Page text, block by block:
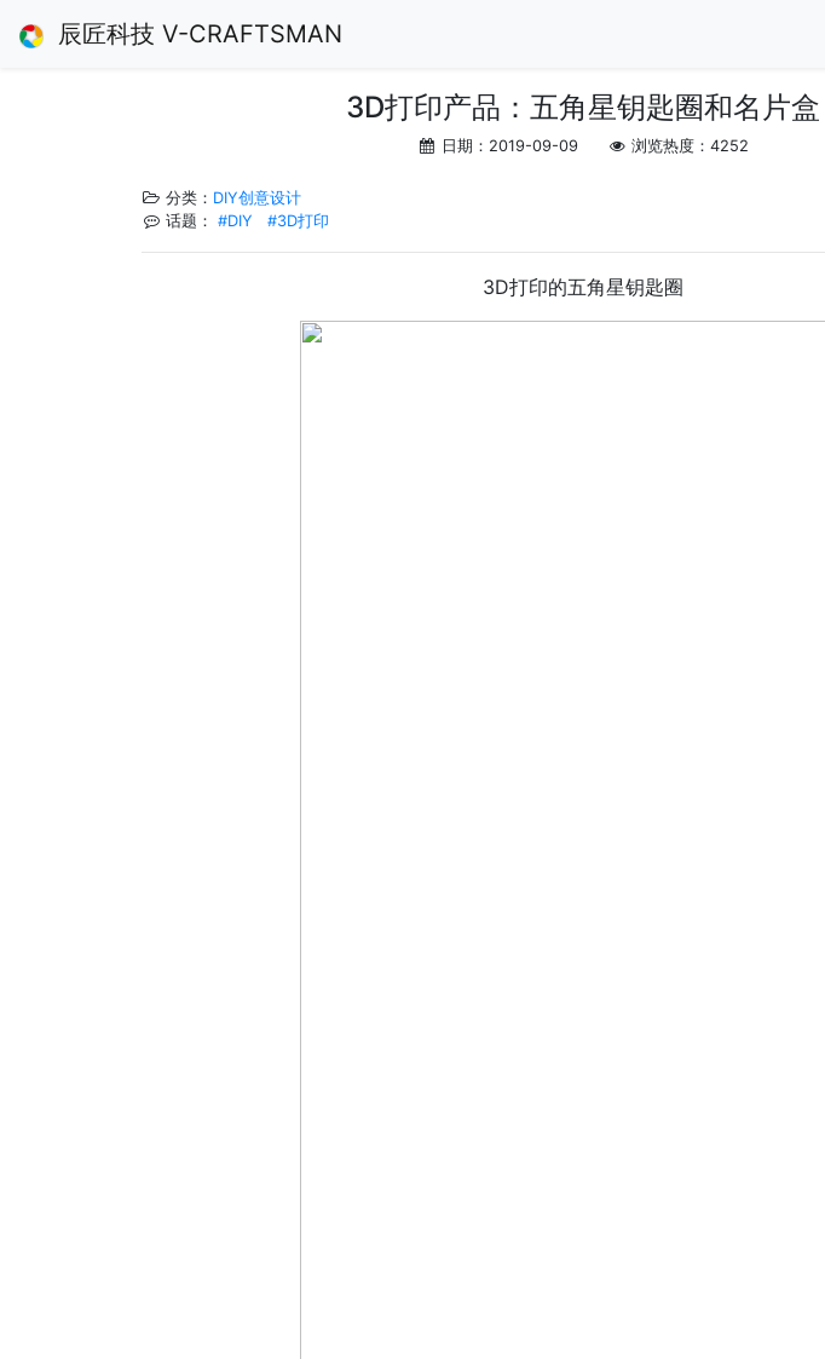
辰匠科技 V-CRAFTSMAN
3D打印产品：五角星钥匙圈和名片盒
日期：2019-09-09 浏览热度：4252
分类： DIY创意设计
话题：#DIY #3D打印
3D打印的五角星钥匙圈